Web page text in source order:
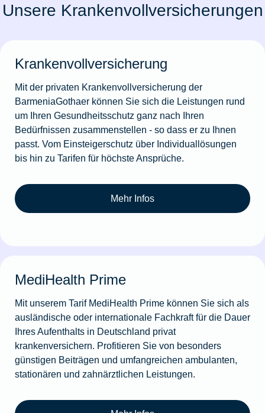
Unsere Krankenvollversicherungen
Krankenvollversicherung
Mit der privaten Krankenvollversicherung der
BarmeniaGothaer können Sie sich die Leistungen rund
um Ihren Gesundheitsschutz ganz nach Ihren
Bedürfnissen zusammenstellen - so dass er zu Ihnen
passt. Vom Einsteigerschutz über Individuallösungen
bis hin zu Tarifen für höchste Ansprüche.
Mehr Infos
MediHealth Prime
Mit unserem Tarif MediHealth Prime können Sie sich als
ausländische oder internationale Fachkraft für die Dauer
Ihres Aufenthalts in Deutschland privat
krankenversichern. Profitieren Sie von besonders
günstigen Beiträgen und umfangreichen ambulanten,
stationären und zahnärztlichen Leistungen.